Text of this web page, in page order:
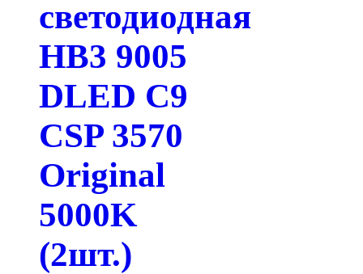
светодиодная
HB3 9005
DLED C9
CSP 3570
Original
5000K
(2шт.)